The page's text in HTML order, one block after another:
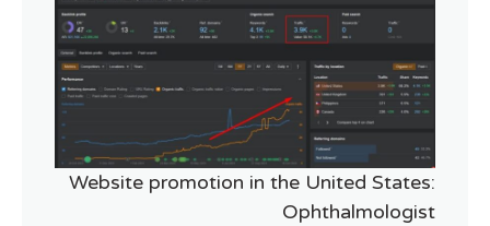
Website promotion in the United States:
Ophthalmologist